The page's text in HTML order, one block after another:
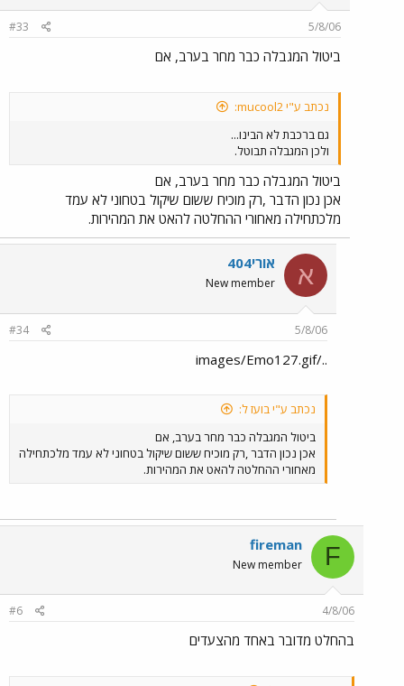
5/8/06
#33
ביטול המגבלה כבר מחר בערב, אם
נכתב ע"י mucool2:
גם ברכבת לא הבינו...
ולכן המגבלה תבוטל.
ביטול המגבלה כבר מחר בערב, אם
אכן נכון הדבר ,רק מוכיח ששום שיקול בטחוני לא עמד
מלכתחילה מאחורי ההחלטה להאט את המהירות.
א אורי404
New member
5/8/06
#34
../images/Emo127.gif
נכתב ע"י בועז ל:
ביטול המגבלה כבר מחר בערב, אם
אכן נכון הדבר ,רק מוכיח ששום שיקול בטחוני לא עמד מלכתחילה
מאחורי ההחלטה להאט את המהירות.
F
fireman
New member
4/8/06
#6
בהחלט מדובר באחד מהצעדים